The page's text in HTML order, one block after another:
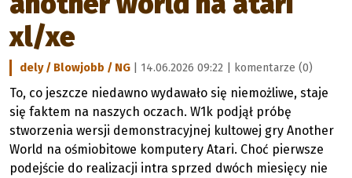
xl/xe
dely / Blowjobb / NG | 14.06.2026 09:22 | komentarze (0)
To, co jeszcze niedawno wydawało się niemożliwe, staje
się faktem na naszych oczach. W1k podjął próbę
stworzenia wersji demonstracyjnej kultowej gry Another
World na ośmiobitowe komputery Atari. Choć pierwsze
podejście do realizacji intra sprzed dwóch miesięcy nie